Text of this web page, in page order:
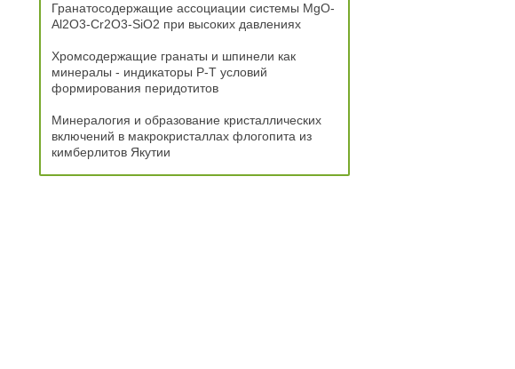
Гранатосодержащие ассоциации системы MgO-
Al2O3-Cr2O3-SiO2 при высоких давлениях
Хромсодержащие гранаты и шпинели как
минералы - индикаторы Р-Т условий
формирования перидотитов
Минералогия и образование кристаллических
включений в макрокристаллах флогопита из
кимберлитов Якутии